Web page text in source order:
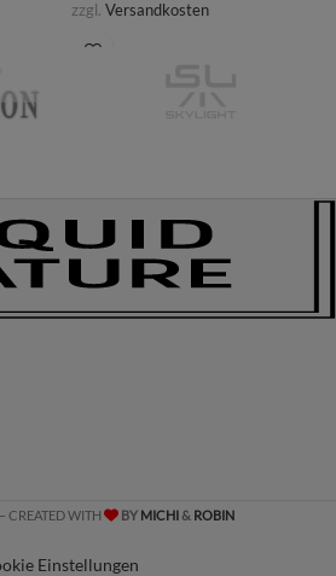
zzgl. Versandkosten
CREATED WITH BY MICHI& ROBIN
Einstellungen